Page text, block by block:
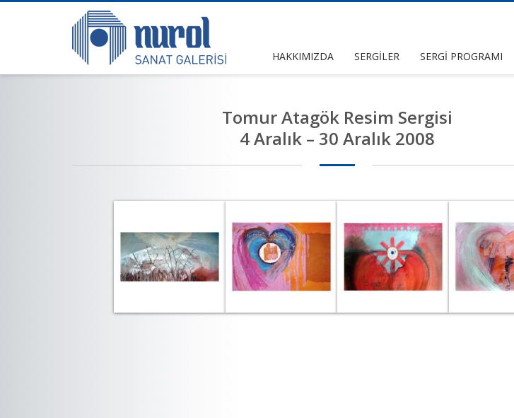
HAKKIMIZDA SERGİLER SERGİ PROGRAMI
Tomur Atagök Resim Sergisi
4 Aralık – 30 Aralık 2008